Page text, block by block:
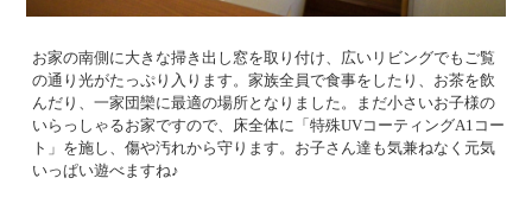
お家の南側に大きな掃き出し窓を取り付け、広いリビングでもご覧
の通り光がたっぷり入ります。家族全員で食事をしたり、お茶を飲
んだり、一家団欒に最適の場所となりました。まだ小さいお子様の
いらっしゃるお家ですので、床全体に「特殊UVコーティングA1コー
ト」を施し、傷や汚れから守ります。お子さん達も気兼ねなく元気
いっぱい遊べますね♪